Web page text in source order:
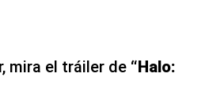
mira el tráiler de “Halo: